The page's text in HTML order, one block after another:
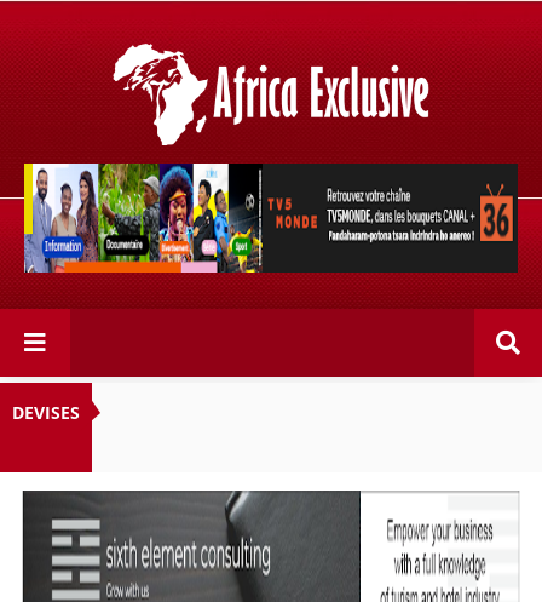
Retrouvez votre chaîne @TV5MONDE, dans les bouquets
CANAL+ 36 . Fandaharam-potoana tsara indrindra ho
anareo!
DEVISES